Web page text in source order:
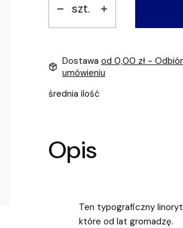
szt.
Dostawa od 0,00 zł -
umówieniu
średnia ilość
Opis
Ten typograficzny
które od lat gromadzę.